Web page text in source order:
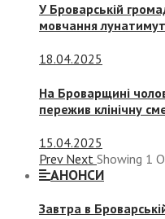
У Броварській
мовчання
18.04.2025
На Броварщині
пережив клінічну
15.04.2025
Prev Next Showing 1
АНОНСИ
Завтра в